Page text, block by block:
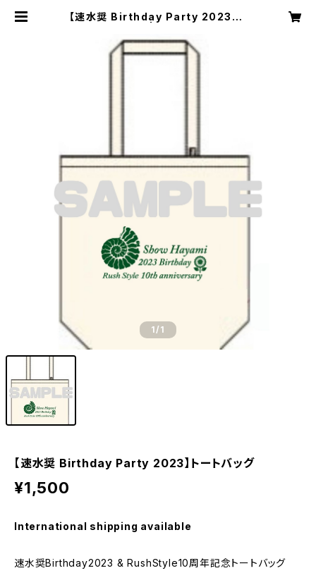
【速水奨 Birthday Party 2023】ト
1/1
【速水奨 Birthday Party 2023】トートバッグ
¥1,500
International shipping available
速水奨Birthday2023 & RushStyle10周年記念トートバッグ